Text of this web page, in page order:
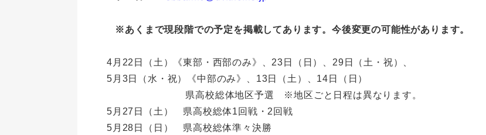
※あくまで現段階での予定を掲載してあります。今後変更の可能性があります。
4月22日（土）《東部・西部のみ》、23日（日）、29日（土・祝）、
5月3日（水・祝）《中部のみ》、13日（土）、14日（日）
県高校総体地区予選 ※地区ごと日程は異なります。
5月27日（土） 県高校総体1回戦・2回戦
5月28日（日） 県高校総体準々決勝